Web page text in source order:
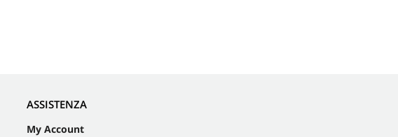
ASSISTENZA
My Account